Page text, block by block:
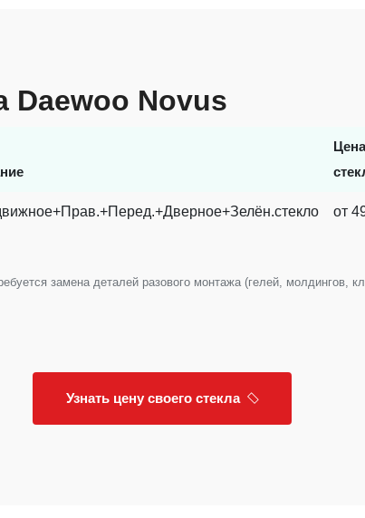
Daewoo Novus
Цена
от
замена деталей разового монтажа (гелей, молдингов,
Узнать цену своего стекла